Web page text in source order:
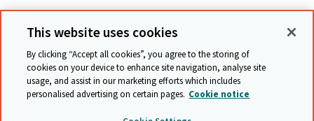
© Cambridge University Press & Assessment
Termos e condições
Proteção de dados
Declaração de acessibilidade
This website uses cookies
By clicking “Accept all cookies”, you agree to the storing of
cookies on your device to enhance site navigation, analyse site
usage, and assist in our marketing efforts which includes
personalised advertising on certain pages. Cookie notice